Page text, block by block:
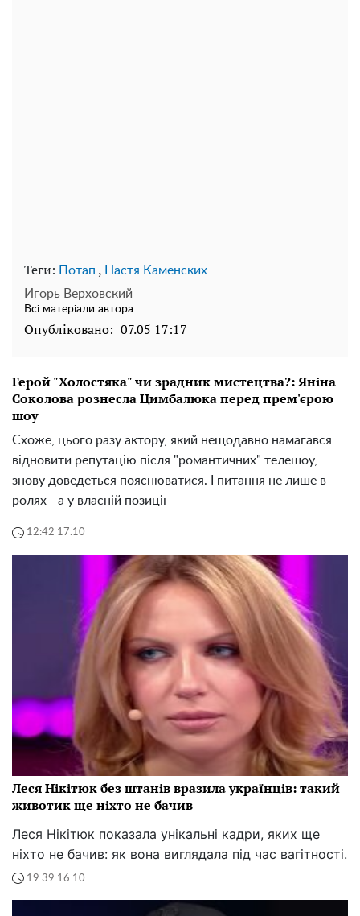
Теги: Потап , Настя Каменских
Игорь Верховский
Всі матеріали автора
Опубліковано: 07.05 17:17
Герой "Холостяка" чи зрадник мистецтва?: Яніна
Соколова рознесла Цимбалюка перед прем'єрою
шоу
Схоже, цього разу актору, який нещодавно намагався
відновити репутацію після "романтичних" телешоу,
знову доведеться пояснюватися. І питання не лише в
ролях - а у власній позиції
12:42 17.10
Леся Нікітюк без штанів вразила українців: такий
животик ще ніхто не бачив
Леся Нікітюк показала унікальні кадри, яких ще
ніхто не бачив: як вона виглядала під час вагітності.
19:39 16.10